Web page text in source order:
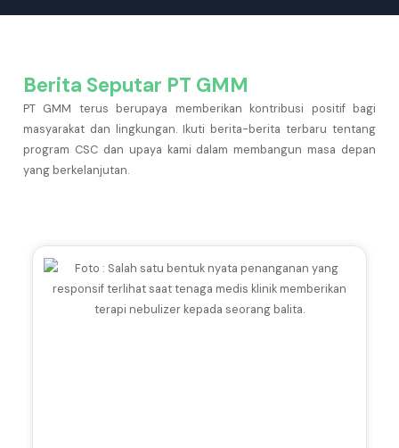
Berita Seputar PT GMM
PT GMM terus berupaya memberikan kontribusi positif bagi
masyarakat dan lingkungan. Ikuti berita-berita terbaru tentang
program CSC dan upaya kami dalam membangun masa depan
yang berkelanjutan.